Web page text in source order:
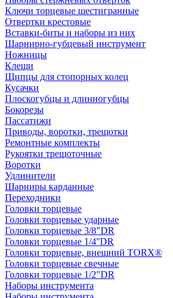
Ключи торцевые шестигранные
Отвертки крестовые
Вставки-биты и наборы из них
Шарнирно-губцевый инструмент
Ножницы
Клещи
Щипцы для стопорных колец
Кусачки
Плоскогубцы и длинногубцы
Бокорезы
Пассатижи
Приводы, воротки, трещотки
Ремонтные комплекты
Рукоятки трещоточные
Воротки
Удлинители
Шарниры карданные
Переходники
Головки торцевые
Головки торцевые ударные
Головки торцевые 3/8"DR
Головки торцевые 1/4''DR
Головки торцевые, внешний TORX®
Головки торцевые свечные
Головки торцевые 1/2"DR
Наборы инструмента